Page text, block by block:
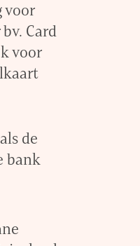
voor
Card
voor
de
bank